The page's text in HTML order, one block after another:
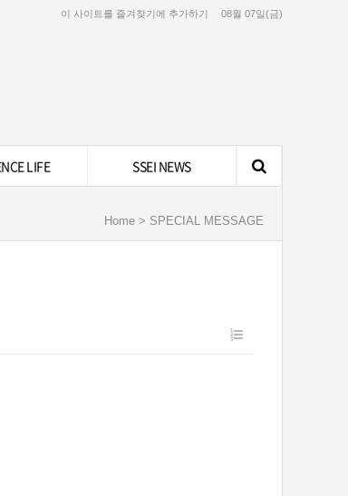
이 사이트를 즐겨찾기에 추가하기 08월 07일(금)
LIFE SSEI NEWS
Home > SPECIAL MESSAGE